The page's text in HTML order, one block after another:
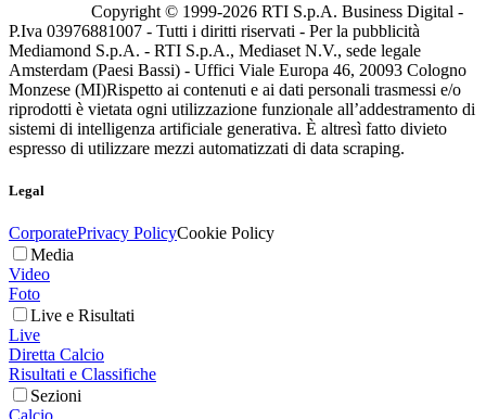
Copyright © 1999-2026 RTI S.p.A. Business Digital -
P.Iva 03976881007 - Tutti i diritti riservati - Per la pubblicità
Mediamond S.p.A. - RTI S.p.A., Mediaset N.V., sede legale
Amsterdam (Paesi Bassi) - Uffici Viale Europa 46, 20093 Cologno
Monzese (MI)Rispetto ai contenuti e ai dati personali trasmessi e/o
riprodotti è vietata ogni utilizzazione funzionale all’addestramento di
sistemi di intelligenza artificiale generativa. È altresì fatto divieto
espresso di utilizzare mezzi automatizzati di data scraping.
Legal
CorporatePrivacy PolicyCookie Policy
Media
Video
Foto
Live e Risultati
Live
Diretta Calcio
Risultati e Classifiche
Sezioni
Calcio